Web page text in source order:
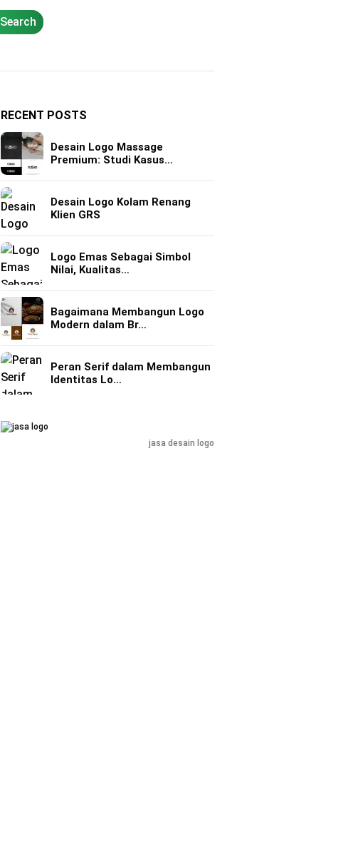
Search
RECENT POSTS
Desain Logo Massage
Premium: Studi Kasus…
Desain Logo Kolam Renang
Klien GRS
Logo Emas Sebagai Simbol
Nilai, Kualitas…
Bagaimana Membangun Logo
Modern dalam Br…
Peran Serif dalam Membangun
Identitas Lo…
jasa desain logo